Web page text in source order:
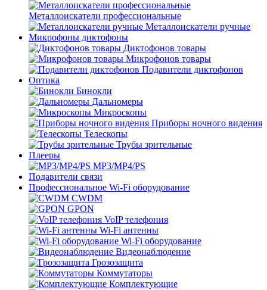
Металлоискатели профессиональные
Металлоискатели ручные
Микрофоны диктофоны
Диктофонов товары
Микрофонов товары
Подавители диктофонов
Оптика
Бинокли
Дальномеры
Микроскопы
Приборы ночного видения
Телескопы
Трубы зрительные
Плееры
MP3/MP4/PS
Подавители связи
Профессиональное Wi-Fi оборудование
CWDM
GPON
VoIP телефония
Wi-Fi антенны
Wi-Fi оборудование
Видеонаблюдение
Грозозащита
Коммутаторы
Комплектующие